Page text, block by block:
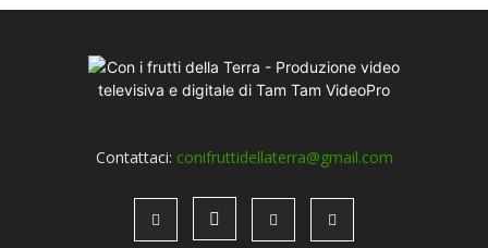
Contattaci: conifruttidellaterra@gmail.com